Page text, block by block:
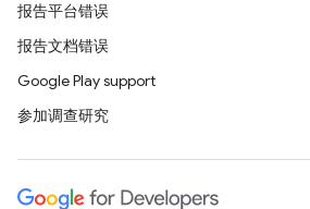
报告平台错误
报告文档错误
Google Play support
参加调查研究